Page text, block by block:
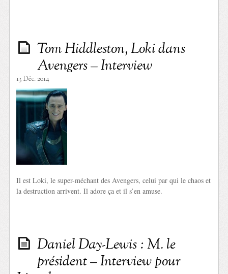
Tom Hiddleston, Loki dans
Avengers – Interview
13 Déc. 2014
Il est Loki, le super-méchant des Avengers, celui par qui le chaos et
la destruction arrivent. Il adore ça et il s’en amuse.
Daniel Day-Lewis : M. le
président – Interview pour